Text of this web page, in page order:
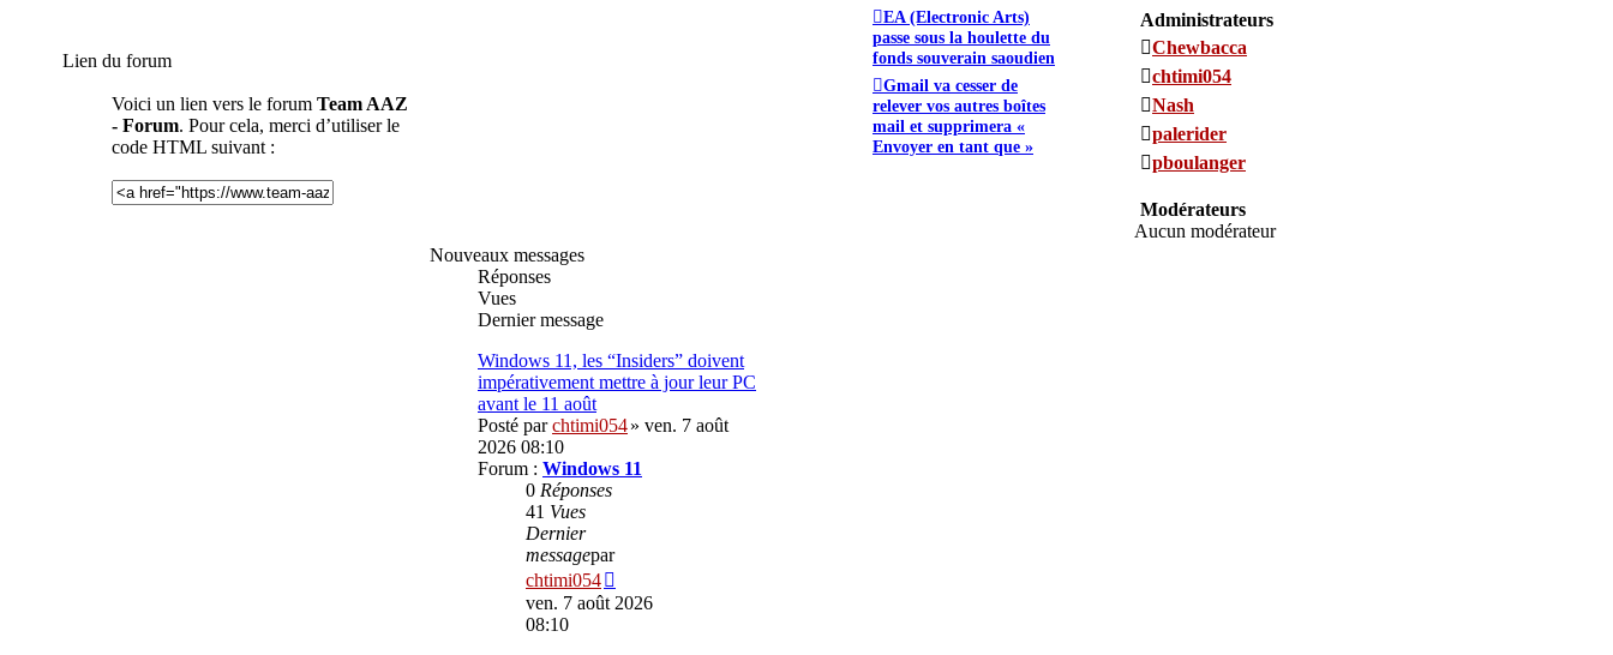
EA (Electronic Arts)
passe sous la houlette du
fonds souverain saoudien
Gmail va cesser de
relever vos autres boîtes
mail et supprimera «
Envoyer en tant que »
Nouveaux messages
Réponses
Vues
Dernier message
Windows 11, les “Insiders” doivent
impérativement mettre à jour leur PC
avant le 11 août
Posté parchtimi054» ven. 7 août
2026 08:10
Forum : Windows 11
0 Réponses
41 Vues
Dernier
messagepar
chtimi054
le
ven. 7 août 2026
08:10
Lien du forum
Voici un lien vers le forum Team AAZ
- Forum. Pour cela, merci d’utiliser le
code HTML suivant :
Administrateurs
Chewbacca
chtimi054
Nash
palerider
pboulanger
Modérateurs
Aucun modérateur